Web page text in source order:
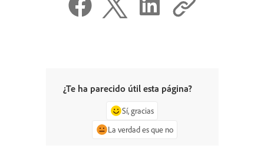
¿Te ha parecido útil esta página?
Sí, gracias
La verdad es que no